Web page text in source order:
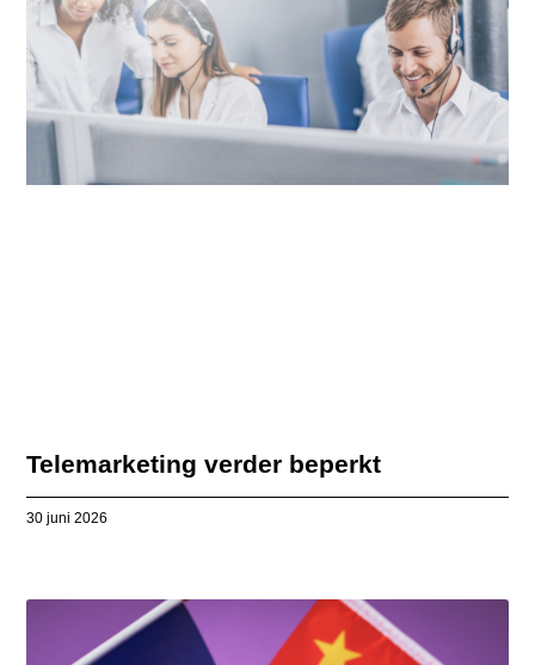
Telemarketing verder beperkt
30 juni 2026